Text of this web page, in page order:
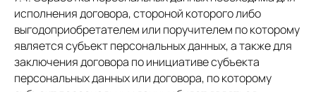
исполнения договора, стороной которого либо
выгодоприобретателем или поручителем по которому
является субъект персональных данных, а также для
заключения договора по инициативе субъекта
персональных данных или договора, по которому